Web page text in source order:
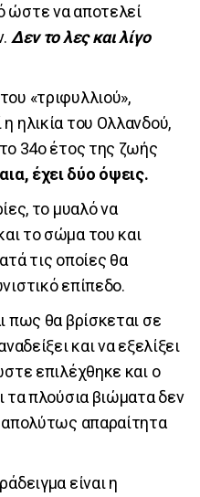
ώστε να αποτελεί
Δεν το λες και λίγο
«τριφυλλιού»,
ηλικία του Ολλανδού,
34ο έτος της ζωής
έχει δύο όψεις.
το μυαλό να
το σώμα του και
τις οποίες θα
επίπεδο.
πως θα βρίσκεται σε
και να εξελίξει
επιλέχθηκε και ο
τα πλούσια βιώματα δεν
απολύτως απαραίτητα
είναι η